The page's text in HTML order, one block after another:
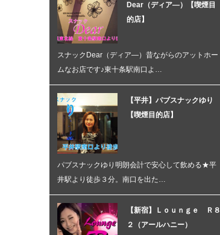
Dear（ディア―）【喫煙目
的店】
スナックDear（ディア―）昔ながらのアットホー
ムなお店です♪東十条駅南口よ…
【平井】パブスナックゆり
【喫煙目的店】
パブスナックゆり明朗会計で安心して飲める★平
井駅より徒歩３分。南口を出た…
【新宿】Ｌｏｕｎｇｅ Ｒ８
２（アールハニー）